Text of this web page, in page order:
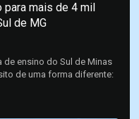
mais de 4 mil
de MG
de ensino do Sul de Minas
de uma forma diferente: